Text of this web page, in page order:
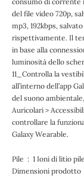
del file video 720p,
mp3, 192kbps,
rispettivamente. Il
in base alla
luminosità dello
11_Controlla la
all’interno dell’app
del suono
Auricolari >
controllare la
Galaxy Wearable.
Pile ‏ : ‎ 1 Ioni di